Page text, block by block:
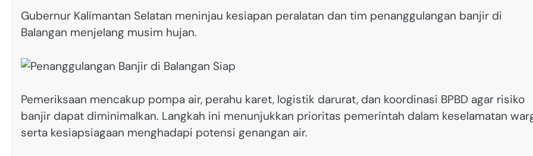
Gubernur Kalimantan Selatan meninjau kesiapan peralatan dan tim penanggulangan banjir di
Balangan menjelang musim hujan.
Pemeriksaan mencakup pompa air, perahu karet, logistik darurat, dan koordinasi BPBD agar risiko
banjir dapat diminimalkan. Langkah ini menunjukkan prioritas pemerintah dalam keselamatan
serta kesiapsiagaan menghadapi potensi genangan air.